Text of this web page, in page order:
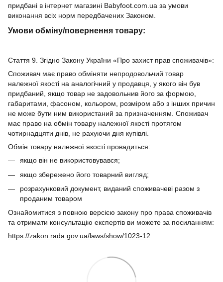
придбані в інтернет магазині Babyfoot.com.ua за умови
виконання всіх норм передбачених Законом.
Умови обміну/повернення товару:
Стаття 9. Згідно Закону України «Про захист прав споживачів»:
Споживач має право обміняти непродовольчий товар
належної якості на аналогічний у продавця, у якого він був
придбаний, якщо товар не задовольнив його за формою,
габаритами, фасоном, кольором, розміром або з інших причин
не може бути ним використаний за призначенням. Споживач
має право на обмін товару належної якості протягом
чотирнадцяти днів, не рахуючи дня купівлі.
Обмін товару належної якості провадиться:
якщо він не використовувався;
якщо збережено його товарний вигляд;
розрахунковий документ, виданий споживачеві разом з
проданим товаром
Ознайомитися з повною версією закону про права споживачів
та отримати консультацію експертів ви можете за посиланням:
https://zakon.rada.gov.ua/laws/show/1023-12